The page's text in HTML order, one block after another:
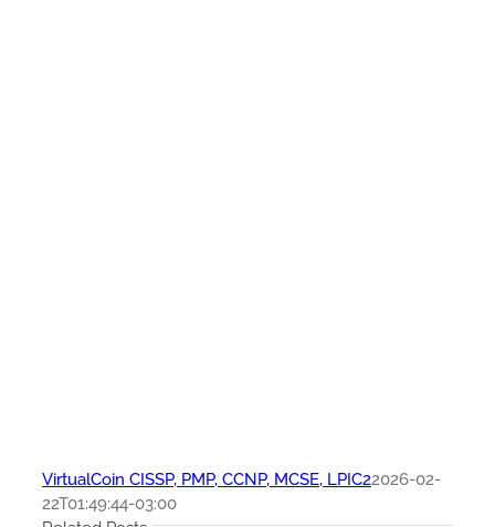
VirtualCoin CISSP, PMP, CCNP, MCSE, LPIC22026-02-
22T01:49:44-03:00